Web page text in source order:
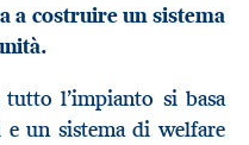
a costruire un sistema
l’impianto si basa
un sistema di welfare